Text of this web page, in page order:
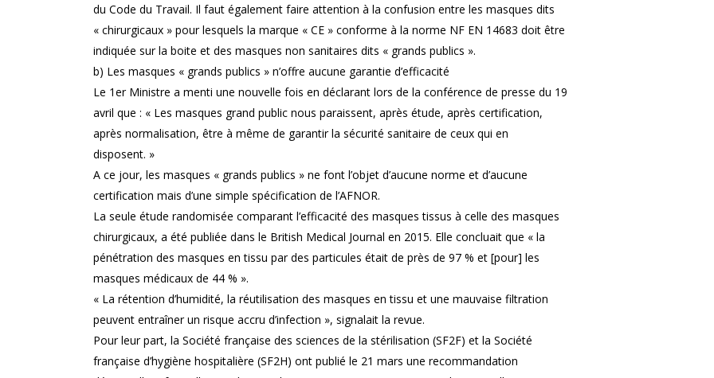
du Code du Travail. Il faut également faire attention à la confusion entre les masques dits
« chirurgicaux » pour lesquels la marque « CE » conforme à la norme NF EN 14683 doit être
indiquée sur la boite et des masques non sanitaires dits « grands publics ».
b) Les masques « grands publics » n’offre aucune garantie d’efficacité
Le 1er Ministre a menti une nouvelle fois en déclarant lors de la conférence de presse du 19
avril que : « Les masques grand public nous paraissent, après étude, après certification,
après normalisation, être à même de garantir la sécurité sanitaire de ceux qui en
disposent. »
A ce jour, les masques « grands publics » ne font l’objet d’aucune norme et d’aucune
certification mais d’une simple spécification de l’AFNOR.
La seule étude randomisée comparant l’efficacité des masques tissus à celle des masques
chirurgicaux, a été publiée dans le British Medical Journal en 2015. Elle concluait que « la
pénétration des masques en tissu par des particules était de près de 97 % et [pour] les
masques médicaux de 44 % ».
« La rétention d’humidité, la réutilisation des masques en tissu et une mauvaise filtration
peuvent entraîner un risque accru d’infection », signalait la revue.
Pour leur part, la Société française des sciences de la stérilisation (SF2F) et la Société
française d’hygiène hospitalière (SF2H) ont publié le 21 mars une recommandation